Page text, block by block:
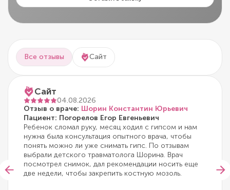
Все отзывы Сайт
Сайт
04.08.2026
Отзыв о враче: Шорин Константин Юрьевич
Пациент: Погорелов Егор Евгеньевич
Ребенок сломал руку, месяц ходил с гипсом и нам
нужна была консультация опытного врача, чтобы
понять можно ли уже снимать гипс. По отзывам
выбрали детского травматолога Шорина. Врач
посмотрел снимок, дал рекомендации носить еще
две недели, чтобы закрепить костную мозоль.